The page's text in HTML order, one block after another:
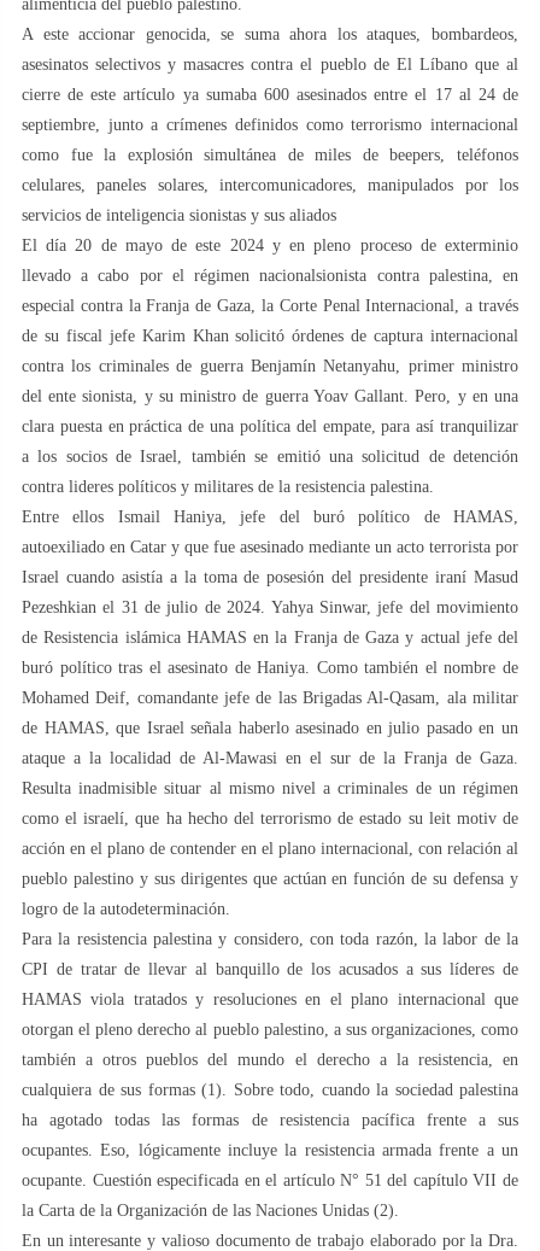
alimenticia del pueblo palestino.
A este accionar genocida, se suma ahora los ataques, bombardeos,
asesinatos selectivos y masacres contra el pueblo de El Líbano que al
cierre de este artículo ya sumaba 600 asesinados entre el 17 al 24 de
septiembre, junto a crímenes definidos como terrorismo internacional
como fue la explosión simultánea de miles de beepers, teléfonos
celulares, paneles solares, intercomunicadores, manipulados por los
servicios de inteligencia sionistas y sus aliados
El día 20 de mayo de este 2024 y en pleno proceso de exterminio
llevado a cabo por el régimen nacionalsionista contra palestina, en
especial contra la Franja de Gaza, la Corte Penal Internacional, a través
de su fiscal jefe Karim Khan solicitó órdenes de captura internacional
contra los criminales de guerra Benjamín Netanyahu, primer ministro
del ente sionista, y su ministro de guerra Yoav Gallant. Pero, y en una
clara puesta en práctica de una política del empate, para así tranquilizar
a los socios de Israel, también se emitió una solicitud de detención
contra lideres políticos y militares de la resistencia palestina.
Entre ellos Ismail Haniya, jefe del buró político de HAMAS,
autoexiliado en Catar y que fue asesinado mediante un acto terrorista por
Israel cuando asistía a la toma de posesión del presidente iraní Masud
Pezeshkian el 31 de julio de 2024. Yahya Sinwar, jefe del movimiento
de Resistencia islámica HAMAS en la Franja de Gaza y actual jefe del
buró político tras el asesinato de Haniya. Como también el nombre de
Mohamed Deif, comandante jefe de las Brigadas Al-Qasam, ala militar
de HAMAS, que Israel señala haberlo asesinado en julio pasado en un
ataque a la localidad de Al-Mawasi en el sur de la Franja de Gaza.
Resulta inadmisible situar al mismo nivel a criminales de un régimen
como el israelí, que ha hecho del terrorismo de estado su leit motiv de
acción en el plano de contender en el plano internacional, con relación al
pueblo palestino y sus dirigentes que actúan en función de su defensa y
logro de la autodeterminación.
Para la resistencia palestina y considero, con toda razón, la labor de la
CPI de tratar de llevar al banquillo de los acusados a sus líderes de
HAMAS viola tratados y resoluciones en el plano internacional que
otorgan el pleno derecho al pueblo palestino, a sus organizaciones, como
también a otros pueblos del mundo el derecho a la resistencia, en
cualquiera de sus formas (1). Sobre todo, cuando la sociedad palestina
ha agotado todas las formas de resistencia pacífica frente a sus
ocupantes. Eso, lógicamente incluye la resistencia armada frente a un
ocupante. Cuestión especificada en el artículo N° 51 del capítulo VII de
la Carta de la Organización de las Naciones Unidas (2).
En un interesante y valioso documento de trabajo elaborado por la Dra.